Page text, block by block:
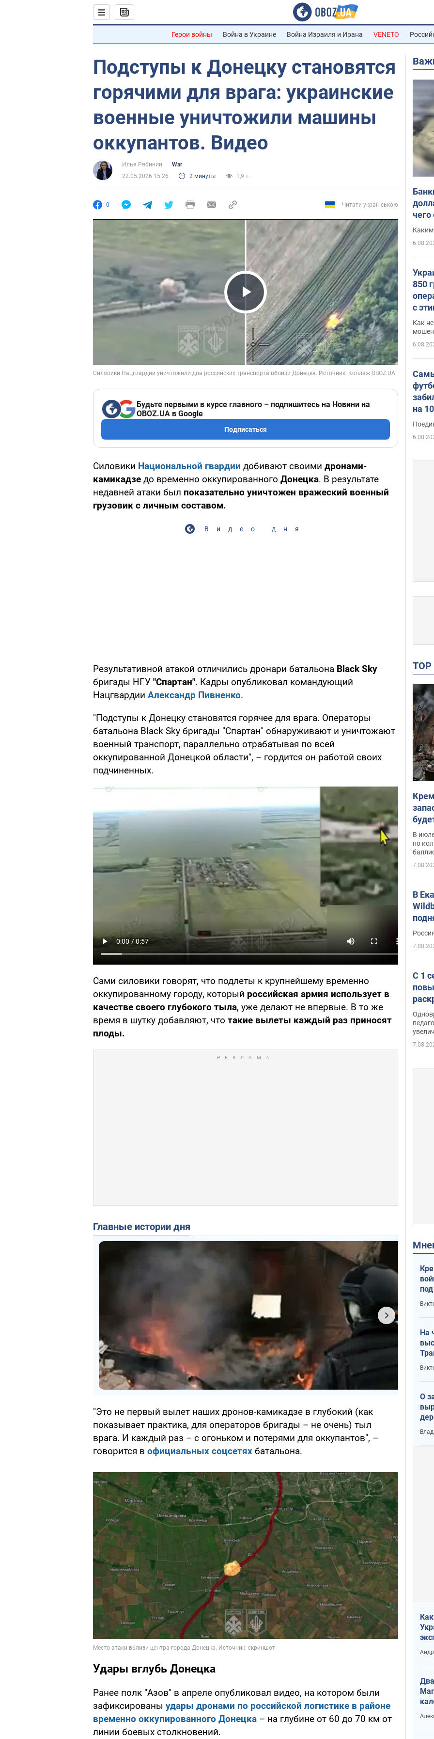
Герои войны Война в Украине Война Израиля и Ирана VENETO
Подступы к Донецку становятся
горячими для врага: украинские
военные уничтожили машины
оккупантов. Видео
Илья Рябинин
War
22.05.2026 15:26
2 минуты 1,9 т.
0 Читати українською
Play Video
Будьте первыми в курсе главного – подпишитесь на Новини на
OBOZ.UA в Google
Подписаться
Силовики Национальной гвардии добивают своими дронами-
камикадзе до временно оккупированного Донецка. В результате
недавней атаки был показательно уничтожен вражеский военный
грузовик с личным составом.
Видео дня
Результативной атакой отличились дронари батальона Black Sky
бригады НГУ "Спартан". Кадры опубликовал командующий
Нацгвардии Александр Пивненко.
"Подступы к Донецку становятся горячее для врага. Операторы
батальона Black Sky бригады "Спартан" обнаруживают и уничтожают
военный транспорт, параллельно отрабатывая по всей
оккупированной Донецкой области", – гордится он работой своих
подчиненных.
Сами силовики говорят, что подлеты к крупнейшему временно
оккупированному городу, который российская армия использует в
качестве своего глубокого тыла, уже делают не впервые. В то же
время в шутку добавляют, что такие вылеты каждый раз приносят
плоды.
Главные истории дня
"Это не первый вылет наших дронов-камикадзе в глубокий (как
показывает практика, для операторов бригады – не очень) тыл
врага. И каждый раз – с огоньком и потерями для оккупантов", –
говорится в официальных соцсетях батальона.
Удары вглубь Донецка
Ранее полк "Азов" в апреле опубликовал видео, на котором были
зафиксированы удары дронами по российской логистике в районе
временно оккупированного Донецка – на глубине от 60 до 70 км от
линии боевых столкновений.
Каким
850
с
Как
на
В
по
В
С 1
На
О
что